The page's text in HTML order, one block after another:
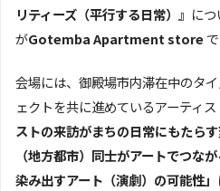
リティーズ（平行する日常）』 に
がGotemba Apartment store
会場には、御殿場市内滞在中のタ
ェクトを共に進めているアーティス
ストの来訪がまちの日常にもたらす
（地方都市）同士がアートでつなが
染み出すアート（演劇）の可能性」